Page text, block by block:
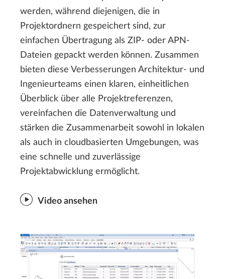
werden, während diejenigen, die in
Projektordnern gespeichert sind, zur
einfachen Übertragung als ZIP- oder APN-
Dateien gepackt werden können. Zusammen
bieten diese Verbesserungen Architektur- und
Ingenieurteams einen klaren, einheitlichen
Überblick über alle Projektreferenzen,
vereinfachen die Datenverwaltung und
stärken die Zusammenarbeit sowohl in lokalen
als auch in cloudbasierten Umgebungen, was
eine schnelle und zuverlässige
Projektabwicklung ermöglicht.
Video ansehen